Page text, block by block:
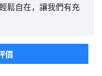
鬆自在，讓我們有充
價